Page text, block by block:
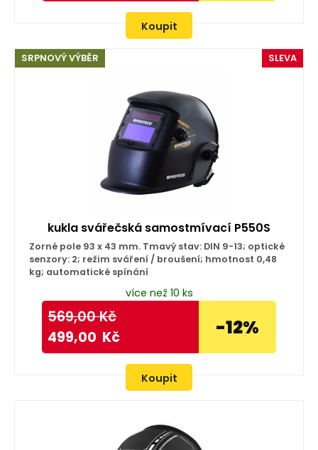
Koupit
SLEVA
SRPNOVÝ VÝBĚR
kukla svářečská samostmívací P550S
Zorné pole 93 x 43 mm. Tmavý stav: DIN 9-13; optické
senzory: 2; režim sváření / broušení; hmotnost 0,48
kg; automatické spínání
více než 10 ks
569,00Kč
499,00 Kč -12%
Koupit